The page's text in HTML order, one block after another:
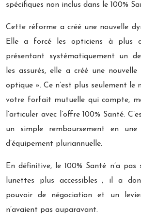
spécifiques non inclus dans le 100%
Cette réforme a créé une nouvelle
Elle a forcé les opticiens à plus
présentant systématiquement un
les assurés, elle a créé une
optique ». Ce n’est plus seulement le
votre forfait mutuelle qui compte,
l’articuler avec l’offre 100% Santé.
un simple remboursement en
d’équipement pluriannuelle.
En définitive, le 100% Santé n’a pas
lunettes plus accessibles ; il a
pouvoir de négociation et un
n’avaient pas auparavant.